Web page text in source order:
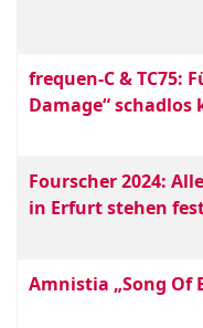
frequen-C & TC75:
Damage“ schadlos
Fourscher 2024:
in Erfurt stehen
Amnistia „Song Of